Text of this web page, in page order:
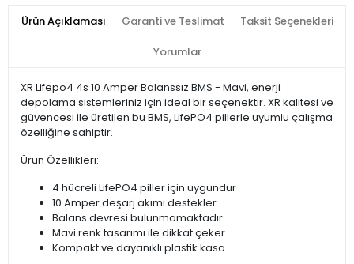
Ürün Açıklaması Garanti ve Teslimat Taksit Seçenekleri
Yorumlar
XR Lifepo4 4s 10 Amper Balanssız BMS - Mavi, enerji
depolama sistemleriniz için ideal bir seçenektir. XR kalitesi ve
güvencesi ile üretilen bu BMS, LifePO4 pillerle uyumlu çalışma
özelliğine sahiptir.
Ürün Özellikleri:
4 hücreli LifePO4 piller için uygundur
10 Amper deşarj akımı destekler
Balans devresi bulunmamaktadır
Mavi renk tasarımı ile dikkat çeker
Kompakt ve dayanıklı plastik kasa